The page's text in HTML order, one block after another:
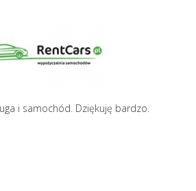
i samochód. Dziękuję bardzo.